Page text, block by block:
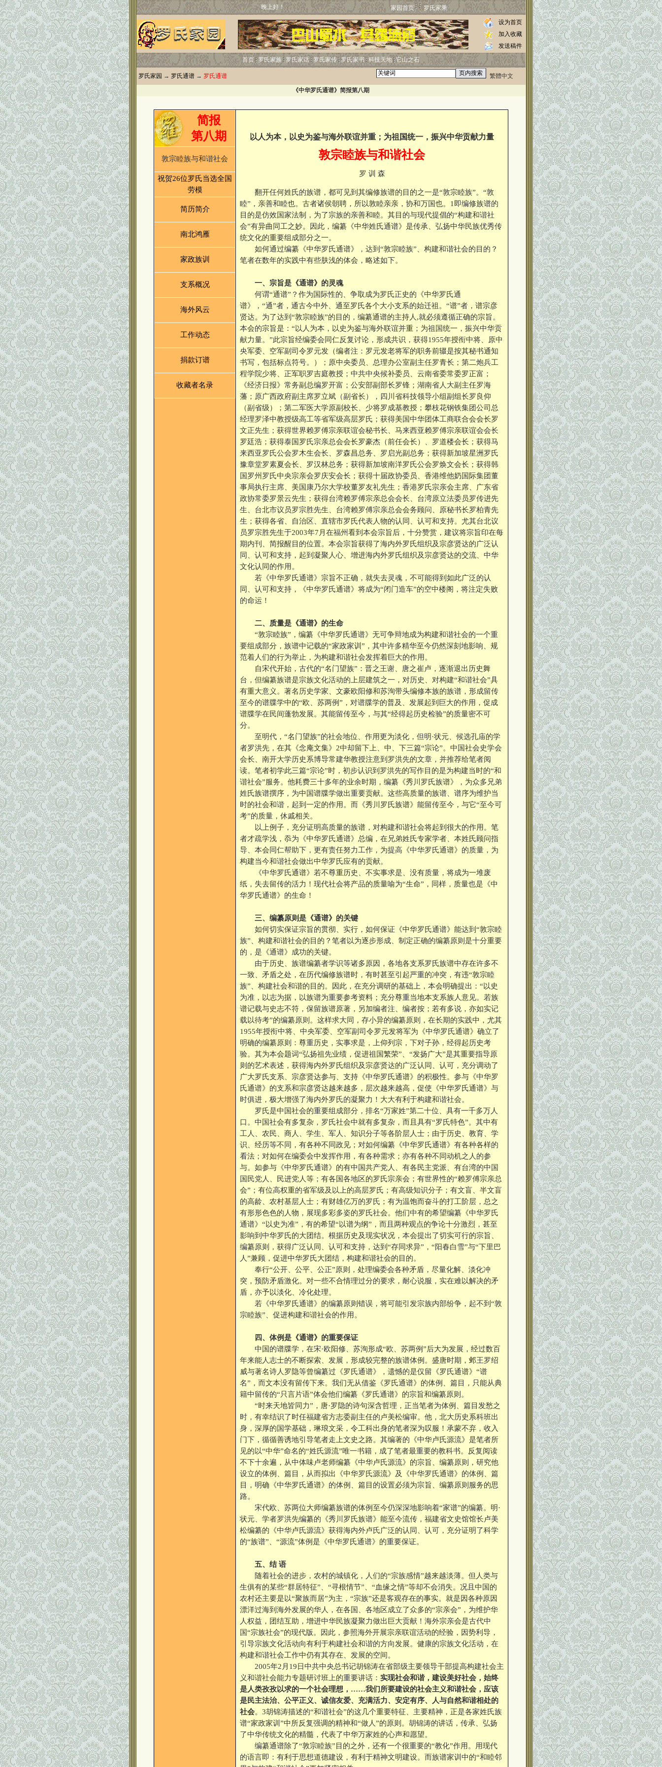
晚上好！ 家园首页 罗氏家乘
设为首页
加入收藏
发送稿件
首页 罗氏家族 罗氏家话 罗氏家传 罗氏家书 科技天地 它山之石
罗氏家园 → 罗氏通谱 → 罗氏通谱 繁體中文
《中华罗氏通谱》简报第八期
简报
第八期
敦宗睦族与和谐社会
祝贺26位罗氏当选全国
劳模
简历简介
南北鸿雁
家政族训
支系概况
海外风云
工作动态
捐款订谱
收藏者名录
以人为本，以史为鉴与海外联谊并重；为祖国统一，振兴中华贡献力量
敦宗睦族与和谐社会
罗 训 森
翻开任何姓氏的族谱，都可见到其编修族谱的目的之一是“敦宗睦族”。“敦
睦”，亲善和睦也。古者诸侯朝聘，所以敦睦亲亲，协和万国也。1即编修族谱的
目的是仿效国家法制，为了宗族的亲善和睦。其目的与现代提倡的“构建和谐社
会”有异曲同工之妙。因此，编纂《中华姓氏通谱》是传承、弘扬中华民族优秀传
统文化的重要组成部分之一。
如何通过编纂《中华罗氏通谱》，达到“敦宗睦族”、构建和谐社会的目的？
笔者在数年的实践中有些肤浅的体会，略述如下。
一、宗旨是《通谱》的灵魂
何谓“通谱”？作为国际性的、争取成为罗氏正史的《中华罗氏通
谱》，“通”者，通古今中外、通至罗氏各个大小支系的始迁祖。“谱”者，谱宗彦
贤达。为了达到“敦宗睦族”的目的，编纂通谱的主持人,就必须遵循正确的宗旨。
本会的宗旨是：“以人为本，以史为鉴与海外联谊并重；为祖国统一，振兴中华贡
献力量。”此宗旨经编委会同仁反复讨论，形成共识，获得1955年授衔中将、原中
央军委、空军副司令罗元发（编者注：罗元发老将军的职务前辍是按其秘书通知
书写，包括标点符号。）；原中央委员、总理办公室副主任罗青长；第二炮兵工
程学院少将、正军职罗吉庭教授；中共中央候补委员、云南省委常委罗正富；
《经济日报》常务副总编罗开富；公安部副部长罗锋；湖南省人大副主任罗海
藩；原广西政府副主席罗立斌（副省长），四川省科技领导小组副组长罗良仰
（副省级）；第二军医大学原副校长、少将罗成基教授；攀枝花钢铁集团公司总
经理罗泽中教授级高工等省军级高层罗氏；获得美国中华团体工商联合会会长罗
文正先生；获得世界赖罗傅宗亲联谊会秘书长、马来西亚赖罗傅宗亲联谊会会长
罗廷浩；获得泰国罗氏宗亲总会会长罗豪杰（前任会长）、罗道楼会长；获得马
来西亚罗氏公会罗木生会长、罗森昌总务、罗启光副总务；获得新加坡星洲罗氏
豫章堂罗素夏会长、罗汉林总务；获得新加坡南洋罗氏公会罗焕文会长；获得韩
国罗州罗氏中央宗亲会罗庆安会长；获得十届政协委员、香港维他奶国际集团董
事局执行主席、美国康乃尔大学校董罗友礼先生；香港罗氏宗亲会主席、广东省
政协常委罗景云先生；获得台湾赖罗傅宗亲总会会长、台湾原立法委员罗传进先
生、台北市议员罗宗胜先生、台湾赖罗傅宗亲总会会务顾问、原秘书长罗柏青先
生；获得各省、自治区、直辖市罗氏代表人物的认同、认可和支持。尤其台北议
员罗宗胜先生于2003年7月在福州看到本会宗旨后，十分赞赏，建议将宗旨印在每
期内刊、简报醒目的位置。本会宗旨获得了海内外罗氏组织及宗彦贤达的广泛认
同、认可和支持，起到凝聚人心、增进海内外罗氏组织及宗彦贤达的交流、中华
文化认同的作用。
若《中华罗氏通谱》宗旨不正确，就失去灵魂，不可能得到如此广泛的认
同、认可和支持，《中华罗氏通谱》将成为“闭门造车”的空中楼阁，将注定失败
的命运！
二、质量是《通谱》的生命
“敦宗睦族”，编纂《中华罗氏通谱》无可争辩地成为构建和谐社会的一个重
要组成部分，族谱中记载的“家政家训”，其中许多精华至今仍然深刻地影响、规
范着人们的行为举止，为构建和谐社会发挥着巨大的作用。
自宋代开始，古代的“名门望族”：晋之王谢、唐之崔卢，逐渐退出历史舞
台，但编纂族谱是宗族文化活动的上层建筑之一，对历史、对构建“和谐社会”具
有重大意义。著名历史学家、文豪欧阳修和苏洵带头编修本族的族谱，形成留传
至今的谱牒学中的“欧、苏两例”，对谱牒学的普及、发展起到巨大的作用，促成
谱牒学在民间蓬勃发展。其能留传至今，与其“经得起历史检验”的质量密不可
分。
至明代，“名门望族”的社会地位、作用更为淡化，但明·状元、候选孔庙的学
者罗洪先，在其《念庵文集》2中却留下上、中、下三篇“宗论”。中国社会史学会
会长、南开大学历史系博导常建华教授注意到罗洪先的文章，并推荐给笔者阅
读。笔者初学此三篇“宗论”时，初步认识到罗洪先的写作目的是为构建当时的“和
谐社会”服务。他耗费三十多年的业余时期，编纂《秀川罗氏族谱》，为众多兄弟
姓氏族谱撰序，为中国谱牒学做出重要贡献。这些高质量的族谱、谱序为维护当
时的社会和谐，起到一定的作用。而《秀川罗氏族谱》能留传至今，与它“至今可
考”的质量，休戚相关。
以上例子，充分证明高质量的族谱，对构建和谐社会将起到很大的作用。笔
者才疏学浅，忝为《中华罗氏通谱》总编，在兄弟姓氏专家学者、本姓氏顾问指
导、本会同仁帮助下，更有责任努力工作，为提高《中华罗氏通谱》的质量，为
构建当今和谐社会做出中华罗氏应有的贡献。
《中华罗氏通谱》若不尊重历史、不实事求是、没有质量，将成为一堆废
纸，失去留传的活力！现代社会将产品的质量喻为“生命”，同样，质量也是《中
华罗氏通谱》的生命！
三、编纂原则是《通谱》的关键
如何切实保证宗旨的贯彻、实行，如何保证《中华罗氏通谱》能达到“敦宗睦
族”、构建和谐社会的目的？笔者以为逐步形成、制定正确的编纂原则是十分重要
的，是《通谱》成功的关键。
由于历史、族谱编纂者学识等诸多原因，各地各支系罗氏族谱中存在许多不
一致、矛盾之处，在历代编修族谱时，有时甚至引起严重的冲突，有违“敦宗睦
族”、构建社会和谐的目的。因此，在充分调研的基础上，本会明确提出：“以史
为准，以志为据，以族谱为重要参考资料；充分尊重当地本支系族人意见。若族
谱记载与史志不符，保留族谱原著，另加编者注、编者按；若有多说，亦如实记
载以待考”的编纂原则。这样求大同，存小异的编纂原则，在长期的实践中，尤其
1955年授衔中将、中央军委、空军副司令罗元发将军为《中华罗氏通谱》确立了
明确的编纂原则：尊重历史，实事求是，上仰列宗，下对子孙，经得起历史考
验。其为本会题词“弘扬祖先业绩，促进祖国繁荣”、“发扬广大”是其重要指导原
则的艺术表述，获得海内外罗氏组织及宗彦贤达的广泛认同、认可，充分调动了
广大罗氏支系、宗彦贤达参与、支持《中华罗氏通谱》的积极性。参与《中华罗
氏通谱》的支系和宗彦贤达越来越多，层次越来越高，促使《中华罗氏通谱》与
时俱进，极大增强了海内外罗氏的凝聚力！大大有利于构建和谐社会。
罗氏是中国社会的重要组成部分，排名“万家姓”第二十位、具有一千多万人
口。中国社会有多复杂，罗氏社会中就有多复杂，而且具有“罗氏特色”。其中有
工人、农民、商人、学生、军人、知识分子等各阶层人士；由于历史、教育、学
识、经历等不同，有各种不同政见；对如何编纂《中华罗氏通谱》有各种各样的
看法；对如何在编委会中发挥作用，有各种需求；亦有各种不同动机之人的参
与。如参与《中华罗氏通谱》的有中国共产党人、有各民主党派、有台湾的中国
国民党人、民进党人等；有各国各地区的罗氏宗亲会；有世界性的“赖罗傅宗亲总
会”；有位高权重的省军级及以上的高层罗氏；有高级知识分子；有文盲、半文盲
的高龄、农村基层人士；有财雄亿万的罗氏；有为温饱而奋斗的打工阶层，总之
有形形色色的人物，展现多彩多姿的罗氏社会。他们中有的希望编纂《中华罗氏
通谱》“以史为准”，有的希望“以谱为纲”，而且两种观点的争论十分激烈，甚至
影响到中华罗氏的大团结。根据历史及现实状况，本会提出了切实可行的宗旨、
编纂原则，获得广泛认同、认可和支持，达到“存同求异”，“阳春白雪”与“下里巴
人”兼顾，促进中华罗氏大团结，构建和谐社会的目的。
奉行“公开、公平、公正”原则，处理编委会各种矛盾，尽量化解、淡化冲
突，预防矛盾激化。对一些不合情理过分的要求，耐心说服，实在难以解决的矛
盾，亦予以淡化、冷化处理。
若《中华罗氏通谱》的编纂原则错误，将可能引发宗族内部纷争，起不到“敦
宗睦族”、促进构建和谐社会的作用。
四、体例是《通谱》的重要保证
中国的谱牒学，在宋·欧阳修、苏洵形成“欧、苏两例”后大为发展，经过数百
年来能人志士的不断探索、发展，形成较完整的族谱体例。盛唐时期，邺王罗绍
威与著名诗人罗隐等曾编纂过《罗氏通谱》，遗憾的是仅留《罗氏通谱》“谱
名”，而文本没有留传下来。我们无从借鉴《罗氏通谱》的体例、篇目，只能从典
籍中留传的“只言片语”体会他们编纂《罗氏通谱》的宗旨和编纂原则。
“时来天地皆同力”，唐·罗隐的诗句深含哲理，正当笔者为体例、篇目发愁之
时，有幸结识了时任福建省方志委副主任的卢美松编审。他，北大历史系科班出
身，深厚的国学基础，琳琅文采，令工科出身的笔者深为叹服！承蒙不弃，收入
门下，循循善诱地引导笔者走上文史之路。其编著的《中华卢氏源流》是笔者所
见的以“中华”命名的“姓氏源流”唯一书籍，成了笔者最重要的教科书。反复阅读
不下十余遍，从中体味卢老师编纂《中华卢氏源流》的宗旨、编纂原则，研究他
设立的体例、篇目，从而拟出《中华罗氏源流》及《中华罗氏通谱》的体例、篇
目，明确《中华罗氏通谱》的体例、篇目的设置必须为宗旨、编纂原则服务的思
路。
宋代欧、苏两位大师编纂族谱的体例至今仍深深地影响着“家谱”的编纂。明·
状元、学者罗洪先编纂的《秀川罗氏族谱》能至今流传，福建省文史馆馆长卢美
松编纂的《中华卢氏源流》获得海内外卢氏广泛的认同、认可，充分证明了科学
的“族谱”、“源流”体例是《中华罗氏通谱》的重要保证。
五、结 语
随着社会的进步，农村的城镇化，人们的“宗族感情”越来越淡薄。但人类与
生俱有的某些“群居特征”、“寻根情节”、“血缘之情”等却不会消失。况且中国的
农村还主要是以“聚族而居”为主，“宗族”还是客观存在的事实。就是因各种原因
漂洋过海到海外发展的华人，在各国、各地区成立了众多的“宗亲会”，为维护华
人权益，团结互助，增进中华民族凝聚力做出巨大贡献！海外宗亲会是古代中
国“宗族社会”的现代版。因此，参照海外开展宗亲联谊活动的经验，因势利导，
引导宗族文化活动向有利于构建社会和谐的方向发展。健康的宗族文化活动，在
构建和谐社会工作中仍有其存在、发展的空间。
2005年2月19日中共中央总书记胡锦涛在省部级主要领导干部提高构建社会主
义和谐社会能力专题研讨班上的重要讲话： 实现社会和谐，建设美好社会，始终
是人类孜孜以求的一个社会理想，……我们所要建设的社会主义和谐社会，应该
是民主法治、公平正义、诚信友爱、充满活力、安定有序、人与自然和谐相处的
社会。3胡锦涛描述的“和谐社会”的这几个重要特征、主要精神，正是各家姓氏族
谱“家政家训”中所反复强调的精神和“做人”的原则。胡锦涛的讲话，传承、弘扬
了中华传统文化的精髓，代表了中华万家姓的心声和愿望。
编纂通谱除了“敦宗睦族”目的之外，还有一个很重要的“教化”作用。用现代
的语言即：有利于思想道德建设，有利于精神文明建设。而族谱家训中的“和睦邻